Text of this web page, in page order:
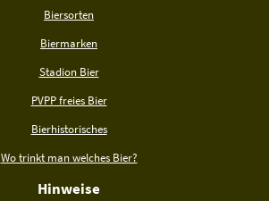
Biersorten
Biermarken
Stadion Bier
PVPP freies Bier
Bierhistorisches
Wo trinkt man welches Bier?
Hinweise